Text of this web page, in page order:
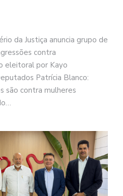
da Justiça anuncia grupo de
contra
eleitoral por Kayo
Patrícia Blanco:
são contra mulheres